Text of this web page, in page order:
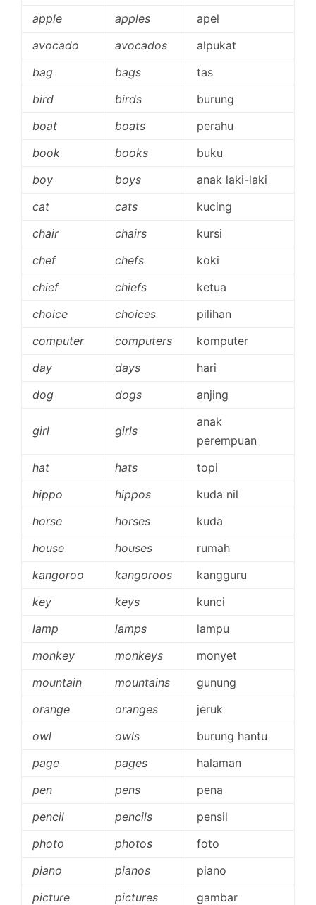
apple
apples
apel
avocado
avocados
alpukat
bag
bags
tas
bird
birds
burung
boat
boats
perahu
book
books
buku
boy
boys
anak laki-laki
cat
cats
kucing
chair
chairs
kursi
chef
chefs
koki
chief
chiefs
ketua
choice
choices
pilihan
computer
computers
komputer
day
days
hari
dog
dogs anjing
girl girls
anak
perempuan
hat
hats
topi
hippo
hippos
kuda nil
horse
horses
kuda
house
houses
rumah
kangoroo
kangoroos
kangguru
key
keys
kunci
lamp
lamps
lampu
monkey
monkeys
monyet
mountain
mountains
gunung
orange
oranges
jeruk
owl
owls
burung hantu
page
pages
halaman
pen
pens
pena
pencil
pencils
pensil
photo
photos
foto
piano
pianos
piano
picture
pictures
gambar